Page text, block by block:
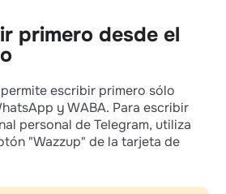
primero desde el
escribir primero sólo
y WABA. Para escribir
personal de Telegram, utiliza
"Wazzup" de la tarjeta de